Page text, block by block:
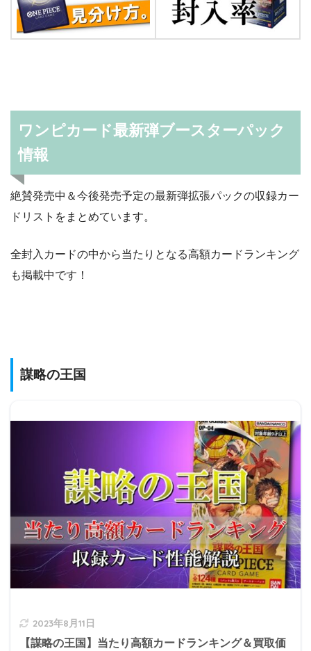
ワンピカード最新弾ブースターパック
情報
絶賛発売中＆今後発売予定の最新弾拡張パックの収録カー
ドリストをまとめています。
全封入カードの中から当たりとなる高額カードランキング
も掲載中です！
謀略の王国
2023年8月11日
【謀略の王国】当たり高額カードランキング＆買取価